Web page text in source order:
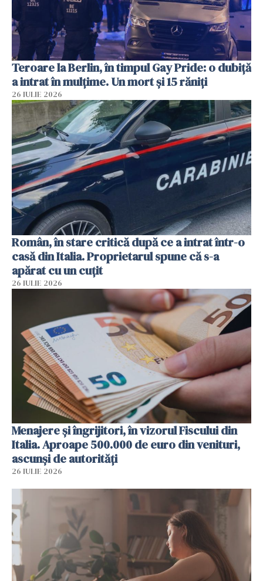
Teroare la Berlin, în timpul Gay Pride: o dubiță
a intrat în mulțime. Un mort și 15 răniți
26 IULIE 2026
Român, în stare critică după ce a intrat într-o
casă din Italia. Proprietarul spune că s-a
apărat cu un cuțit
26 IULIE 2026
Menajere și îngrijitori, în vizorul Fiscului din
Italia. Aproape 500.000 de euro din venituri,
ascunși de autorități
26 IULIE 2026